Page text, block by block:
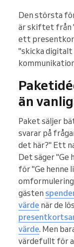
Den största
är skiftet från
ett
"skicka digitalt
än
Paket säljer
svarar på
det här?" Ett
Det säger "Ge
för "Ge henne
gästen
värde när de
värde. Men
värdefullt för